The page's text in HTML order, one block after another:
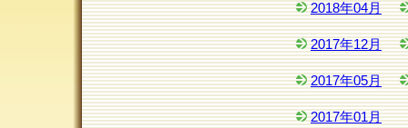
2018年04月
2017年12月
2017年05月
2017年01月